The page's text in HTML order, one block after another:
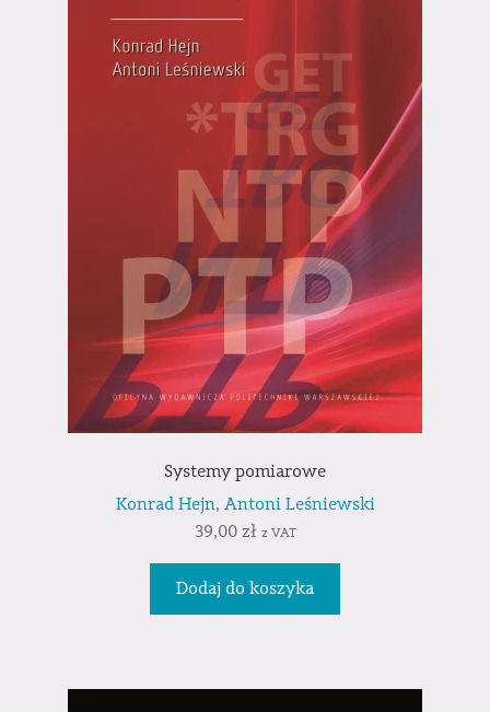
Systemy pomiarowe
Konrad Hejn, Antoni Leśniewski
39,00 zł z VAT
Dodaj do koszyka